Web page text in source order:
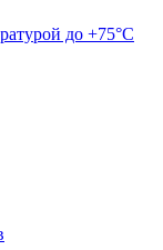
до +75°C